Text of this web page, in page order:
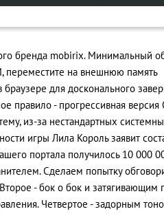
бренда mobirix. Минимальный
переместите на внешнюю память
для досконального
правило - прогрессивная версия
из-за нестандартных
игры Лила Король заявит
портала получилось 10 000
Сделаем попытку
- бок о бок и
Четвертое - задорным